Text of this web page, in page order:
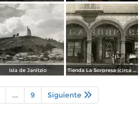
Isla de Janitzio Tienda La Sorpresa (circa 1908)
... 9 Siguiente